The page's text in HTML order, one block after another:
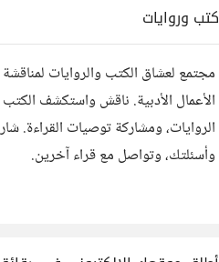
كتب وروايات
مجتمع لعشاق الكتب والروايات لمناقشة
الأعمال الأدبية. ناقش واستكشف
الروايات، ومشاركة توصيات القراءة.
وأسئلتك، وتواصل مع قراء آخرين.